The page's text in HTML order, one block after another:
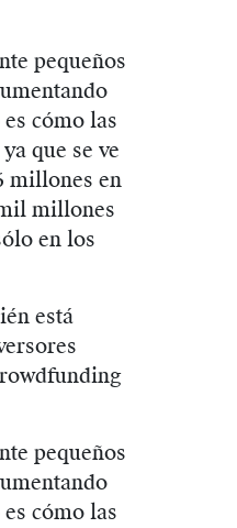
pequeños
cómo las
que se ve
millones en
millones
en los
está
pequeños
cómo las